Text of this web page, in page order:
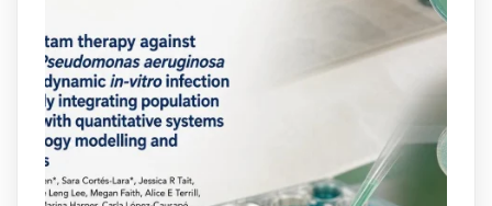
Our new review explores how hormones,
neurotransmitters, drugs, and other
molecules can influence bacterial
behavior. Some can even enhance
bacterial virulence, highlighting new
opportunities to combat bacterial
infections.@idisbaib